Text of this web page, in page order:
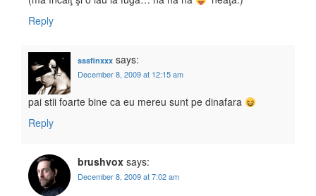
Reply
sssfinxxx says:
December 8, 2009 at 12:15 am
pai stii foarte bine ca eu mereu sunt pe dinafara
Reply
brushvox says:
December 8, 2009 at 7:02 am